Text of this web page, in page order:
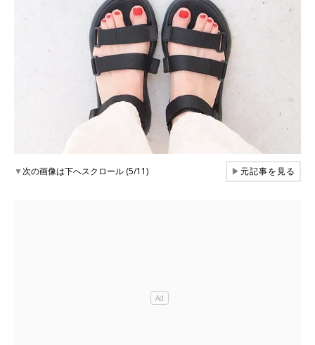
▼次の画像は下へスクロール (5/11) ▶元記事を見る